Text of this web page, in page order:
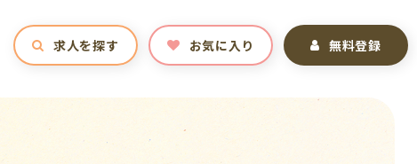
求人を探す お気に入り 無料登録